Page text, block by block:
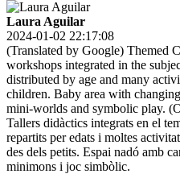
Laura Aguilar
2024-01-02 22:17:08
(Translated by Google) Themed
workshops integrated in the
distributed by age and many
children. Baby area with
mini-worlds and symbolic play.
Tallers didàctics integrats en el
repartits per edats i moltes
des dels petits. Espai nadó amb
minimons i joc simbòlic.